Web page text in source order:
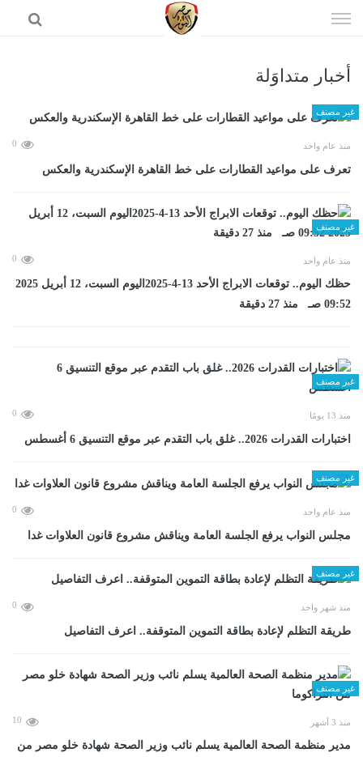
الى
أخبار متداوَلة
غير مصنف
منذ عام واحد 0
تعرف على مواعيد القطارات على خط القاهرة الإسكندرية والعكس
غير مصنف
منذ عام واحد 0
حظك اليوم.. توقعات الابراج الأحد 13-4-2025اليوم السبت، 12 أبريل 2025
09:52 صـ منذ 27 دقيقة
غير مصنف
منذ 13 يومًا 0
اختبارات القدرات 2026.. غلق باب التقدم عبر موقع التنسيق 6 أغسطس
غير مصنف
منذ عام واحد 0
مجلس النواب يرفع الجلسة العامة ويناقش مشروع قانون العلاوات غدا
غير مصنف
منذ شهر واحد 0
طريقة التظلم لإعادة بطاقة التموين المتوقفة.. اعرف التفاصيل
غير مصنف
منذ 3 أشهر 10
مدير منظمة الصحة العالمية يسلم نائب وزير الصحة شهادة خلو مصر من